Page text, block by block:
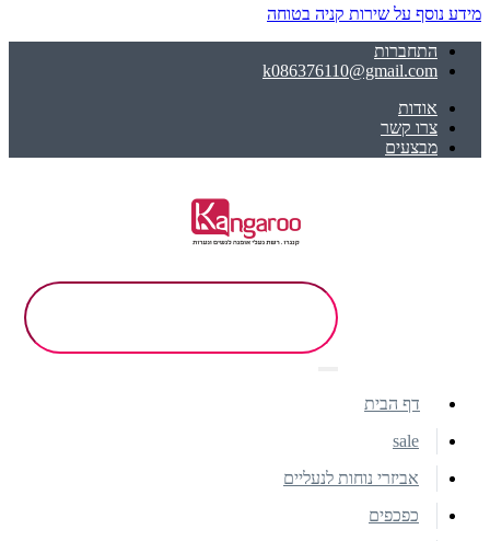
מידע נוסף על שירות קניה בטוחה
התחברות
k086376110@gmail.com
אודות
צרו קשר
מבצעים
דף הבית
sale
אביזרי נוחות לנעליים
כפכפים